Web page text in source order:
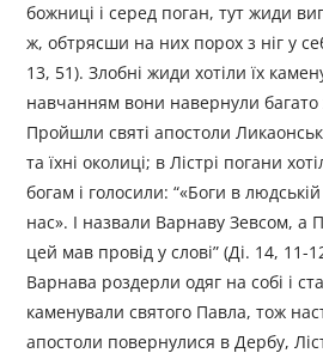
божниці і серед поган, тут жиди
ж, обтрясши на них порох з ніг у
13, 51). Злобні жиди хотіли їх
навчанням вони навернули багато
Пройшли святі апостоли
та їхні околиці; в Лістрі погани
богам і голосили: “«Боги в
нас». І назвали Варнаву Зевсом, а
цей мав провід у слові” (Ді. 14, 11-
Варнава роздерли одяг на собі і
каменували святого Павла, тож
апостоли повернулися в Дербу,